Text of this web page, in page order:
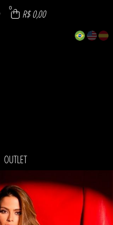
0 R$ 0,00
OUTLET